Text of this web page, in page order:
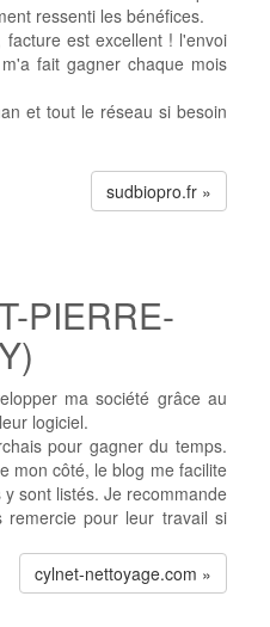
ressenti les bénéfices.
est excellent ! l'envoi
fait gagner chaque mois
et tout le réseau si besoin
sudbiopro.fr »
PIERRE-
ma société grâce au
logiciel.
pour gagner du temps.
mon côté, le blog me facilite
sont listés. Je recommande
pour leur travail si
cylnet-nettoyage.com »